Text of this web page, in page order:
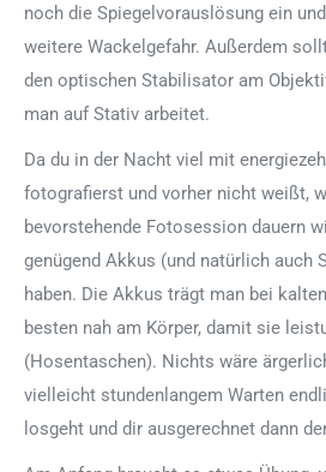
noch die Spiegelvorauslösung ein
weitere Wackelgefahr. Außerdem
den optischen Stabilisator am
man auf Stativ arbeitet.
Da du in der Nacht viel mit
fotografierst und vorher nicht weißt,
bevorstehende Fotosession dauern
genügend Akkus (und natürlich auch
haben. Die Akkus trägt man bei
besten nah am Körper, damit sie
(Hosentaschen). Nichts wäre
vielleicht stundenlangem Warten
losgeht und dir ausgerechnet dann